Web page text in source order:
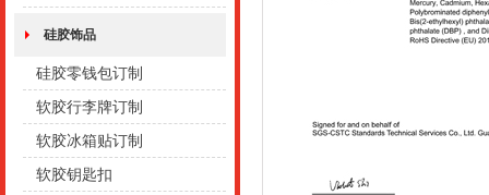
硅胶饰品
硅胶零钱包订制
软胶行李牌订制
软胶冰箱贴订制
软胶钥匙扣